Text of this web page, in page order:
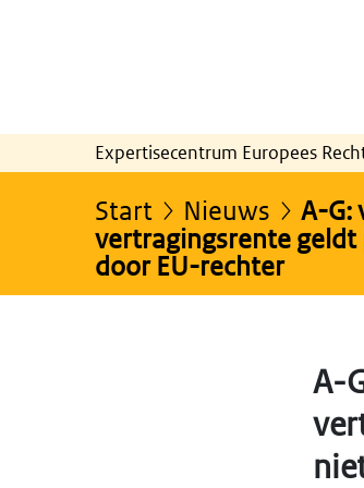
Expertisecentrum Europees
Start Nieuws
A-G:
vertragingsrente geldt
door EU-rechter
A-